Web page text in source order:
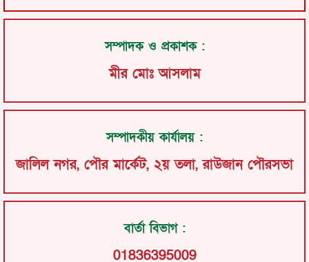
সম্পাদক ও প্রকাশক :
মীর মোঃ আসলাম
সম্পাদকীয় কার্যালয় :
জালিল নগর, পৌর মার্কেট, ২য় তলা, রাউজান পৌরসভা
বার্তা বিভাগ :
01836395009